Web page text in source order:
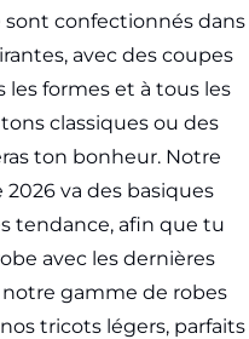
confectionnés dans
avec des coupes
formes et à tous les
classiques ou des
ton bonheur. Notre
va des basiques
tendance, afin que tu
avec les dernières
gamme de robes
tricots légers, parfaits